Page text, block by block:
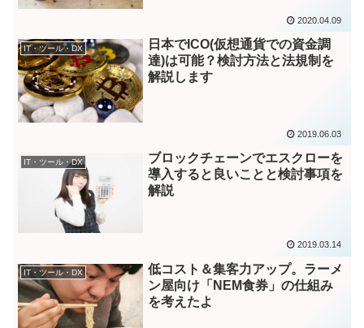
2020.04.09
IT・ツール・DX
日本でICO(仮想通貨での資金調
達)は可能？検討方法と法規制を
解説します
2019.06.03
IT・ツール・DX
ブロックチェーンでエスクローを
導入すると良いことと検討事項を
解説
2019.03.14
IT・ツール・DX
低コスト＆集客力アップ。ラーメ
ン屋向け「NEM食券」の仕組み
を考えたよ